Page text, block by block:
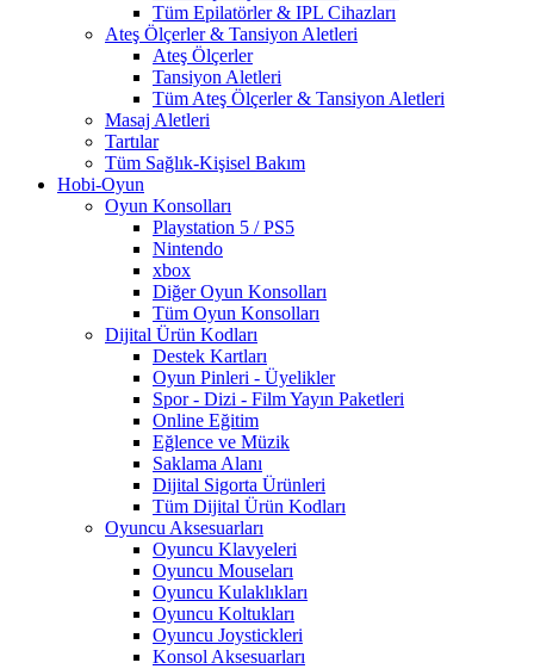
Tüm Epilatörler & IPL Cihazları
Ateş Ölçerler & Tansiyon Aletleri
Ateş Ölçerler
Tansiyon Aletleri
Tüm Ateş Ölçerler & Tansiyon Aletleri
Masaj Aletleri
Tartılar
Tüm Sağlık-Kişisel Bakım
Hobi-Oyun
Oyun Konsolları
Playstation 5 / PS5
Nintendo
xbox
Diğer Oyun Konsolları
Tüm Oyun Konsolları
Dijital Ürün Kodları
Destek Kartları
Oyun Pinleri - Üyelikler
Spor - Dizi - Film Yayın Paketleri
Online Eğitim
Eğlence ve Müzik
Saklama Alanı
Dijital Sigorta Ürünleri
Tüm Dijital Ürün Kodları
Oyuncu Aksesuarları
Oyuncu Klavyeleri
Oyuncu Mouseları
Oyuncu Kulaklıkları
Oyuncu Koltukları
Oyuncu Joystickleri
Konsol Aksesuarları